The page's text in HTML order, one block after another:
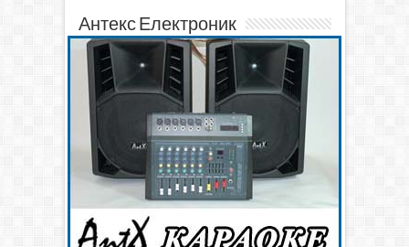
Антекс Електроник